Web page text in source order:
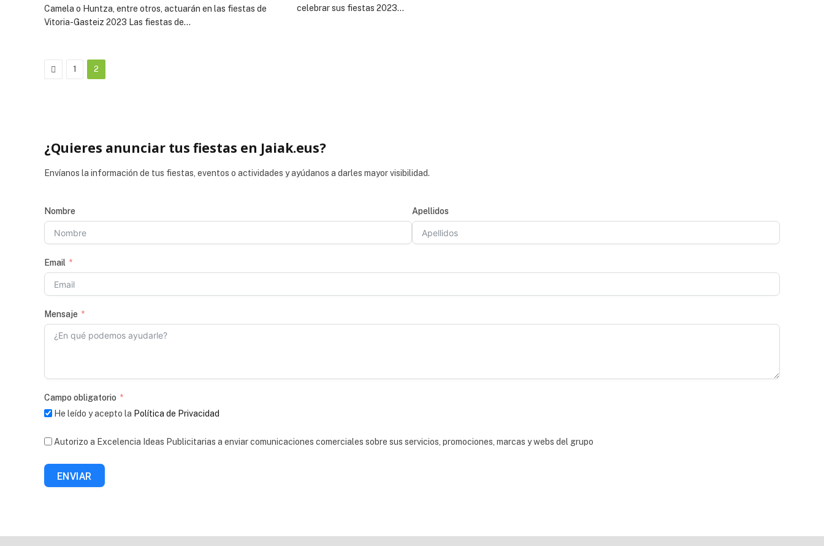
Camela o Huntza, entre otros, actuarán en las fiestas de
Vitoria-Gasteiz 2023 Las fiestas de…
celebrar sus fiestas 2023…
Previous
1 2
¿Quieres anunciar tus fiestas en Jaiak.eus?
Envíanos la información de tus fiestas, eventos o actividades y ayúdanos a darles mayor visibilidad.
Nombre Apellidos
Email
Mensaje
Campo obligatorio
He leído y acepto la Política de Privacidad
Autorizo a Excelencia Ideas Publicitarias a enviar comunicaciones comerciales sobre sus servicios, promociones, marcas y webs del grupo
ENVIAR